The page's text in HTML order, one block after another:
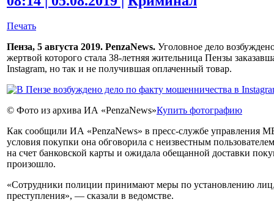
Печать
Пенза, 5 августа 2019. PenzaNews. Уголовное дело
жертвой которого стала 38-летняя жительница Пензы
Instagram, но так и не получившая оплаченный товар.
© Фото из архива ИА «PenzaNews»Купить фотографию
Как сообщили ИА «PenzaNews» в пресс-службе управления
условия покупки она обговорила с неизвестным
на счет банковской карты и ожидала обещанной доставки
произошло.
«Сотрудники полиции принимают меры по установлению
преступления», — сказали в ведомстве.